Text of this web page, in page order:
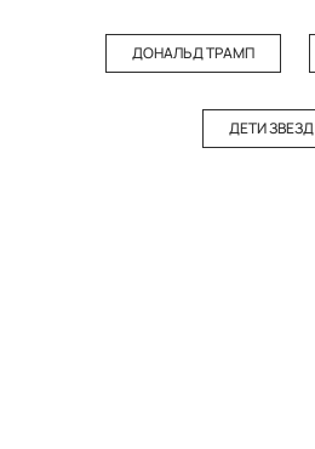
ДОНАЛЬД ТРАМП
ДЕТИ ЗВЕЗД